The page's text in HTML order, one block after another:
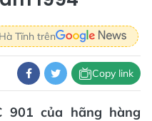
Tĩnh trên
Copy link
901 của hãng hàng